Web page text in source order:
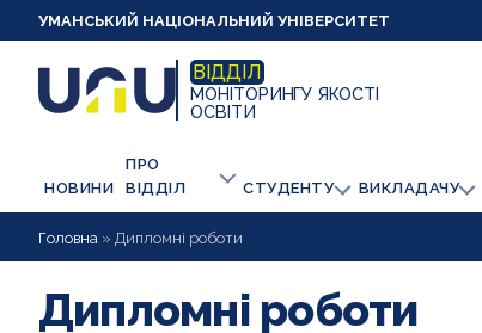
УМАНСЬКИЙ НАЦІОНАЛЬНИЙ УНІВЕРСИТЕТ
ВІДДІЛ
МОНІТОРИНГУ ЯКОСТІ
ОСВІТИ
НОВИНИ
ПРО
ВІДДІЛ
СТУДЕНТУ ВИКЛАДАЧУ
Головна » Дипломні роботи
Дипломні роботи